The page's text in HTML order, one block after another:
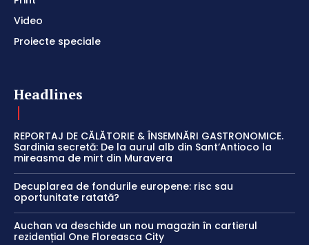
Video
Proiecte speciale
Headlines
REPORTAJ DE CĂLĂTORIE & ÎNSEMNĂRI GASTRONOMICE.
Sardinia secretă: De la aurul alb din Sant’Antioco la
mireasma de mirt din Muravera
Decuplarea de fondurile europene: risc sau
oportunitate ratată?
Auchan va deschide un nou magazin în cartierul
rezidențial One Floreasca City